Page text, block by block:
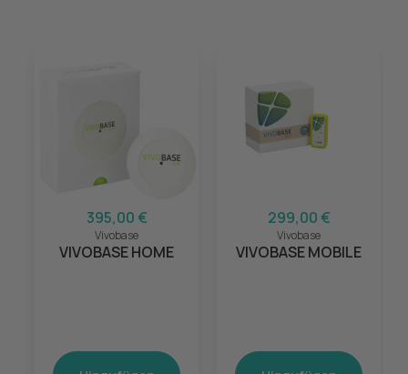
395,00 €
Vivobase
VIVOBASE HOME
299,00 €
Vivobase
VIVOBASE MOBILE